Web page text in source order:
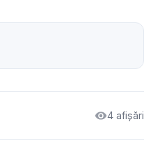
4 afișări